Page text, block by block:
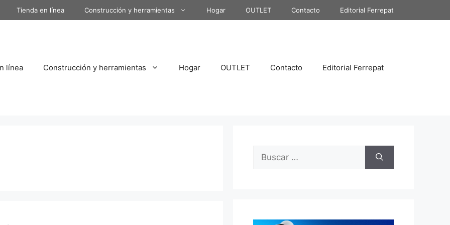
Tienda en línea Construcción y herramientas Hogar OUTLET Contacto Editorial Ferrepat
línea Construcción y herramientas Hogar OUTLET Contacto Editorial Ferrepat
Buscar: